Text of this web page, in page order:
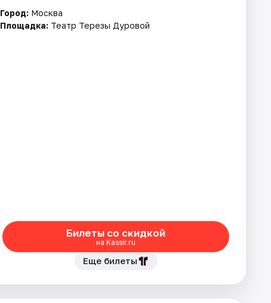
Город: Москва
Площадка: Театр Терезы Дуровой
Билеты со скидкой
на Kassir.ru
Еще билеты